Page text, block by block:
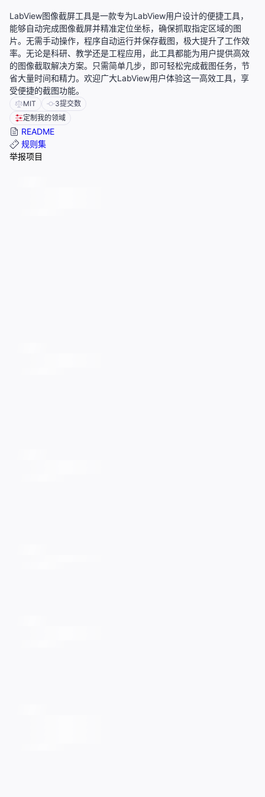
LabView图像截屏工具是一款专为LabView用户设计的便捷工具，
能够自动完成图像截屏并精准定位坐标，确保抓取指定区域的图
片。无需手动操作，程序自动运行并保存截图，极大提升了工作效
率。无论是科研、教学还是工程应用，此工具都能为用户提供高效
的图像截取解决方案。只需简单几步，即可轻松完成截图任务，节
省大量时间和精力。欢迎广大LabView用户体验这一高效工具，享
受便捷的截图功能。
MIT 3提交数
定制我的领域
README
规则集
举报项目